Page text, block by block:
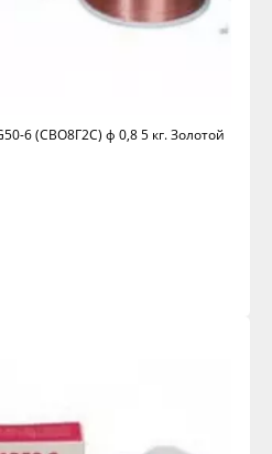
6 (СВО8Г2С) ф 0,8 5 кг. Золотой